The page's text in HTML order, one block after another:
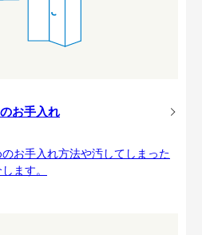
お手入れ
お手入れ方法や汚してしまった
ます。